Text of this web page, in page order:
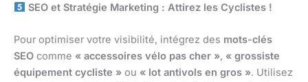
SEO et Stratégie Marketing : Attirez les Cyclistes !
Pour optimiser votre visibilité, intégrez des mots-clés
SEO comme « accessoires vélo pas cher », « grossiste
équipement cycliste » ou « lot antivols en gros ». Utilisez